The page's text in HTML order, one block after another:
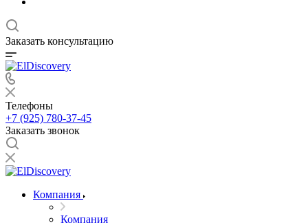
Заказать консультацию
Телефоны
+7 (925) 780-37-45
Заказать звонок
Компания
Компания